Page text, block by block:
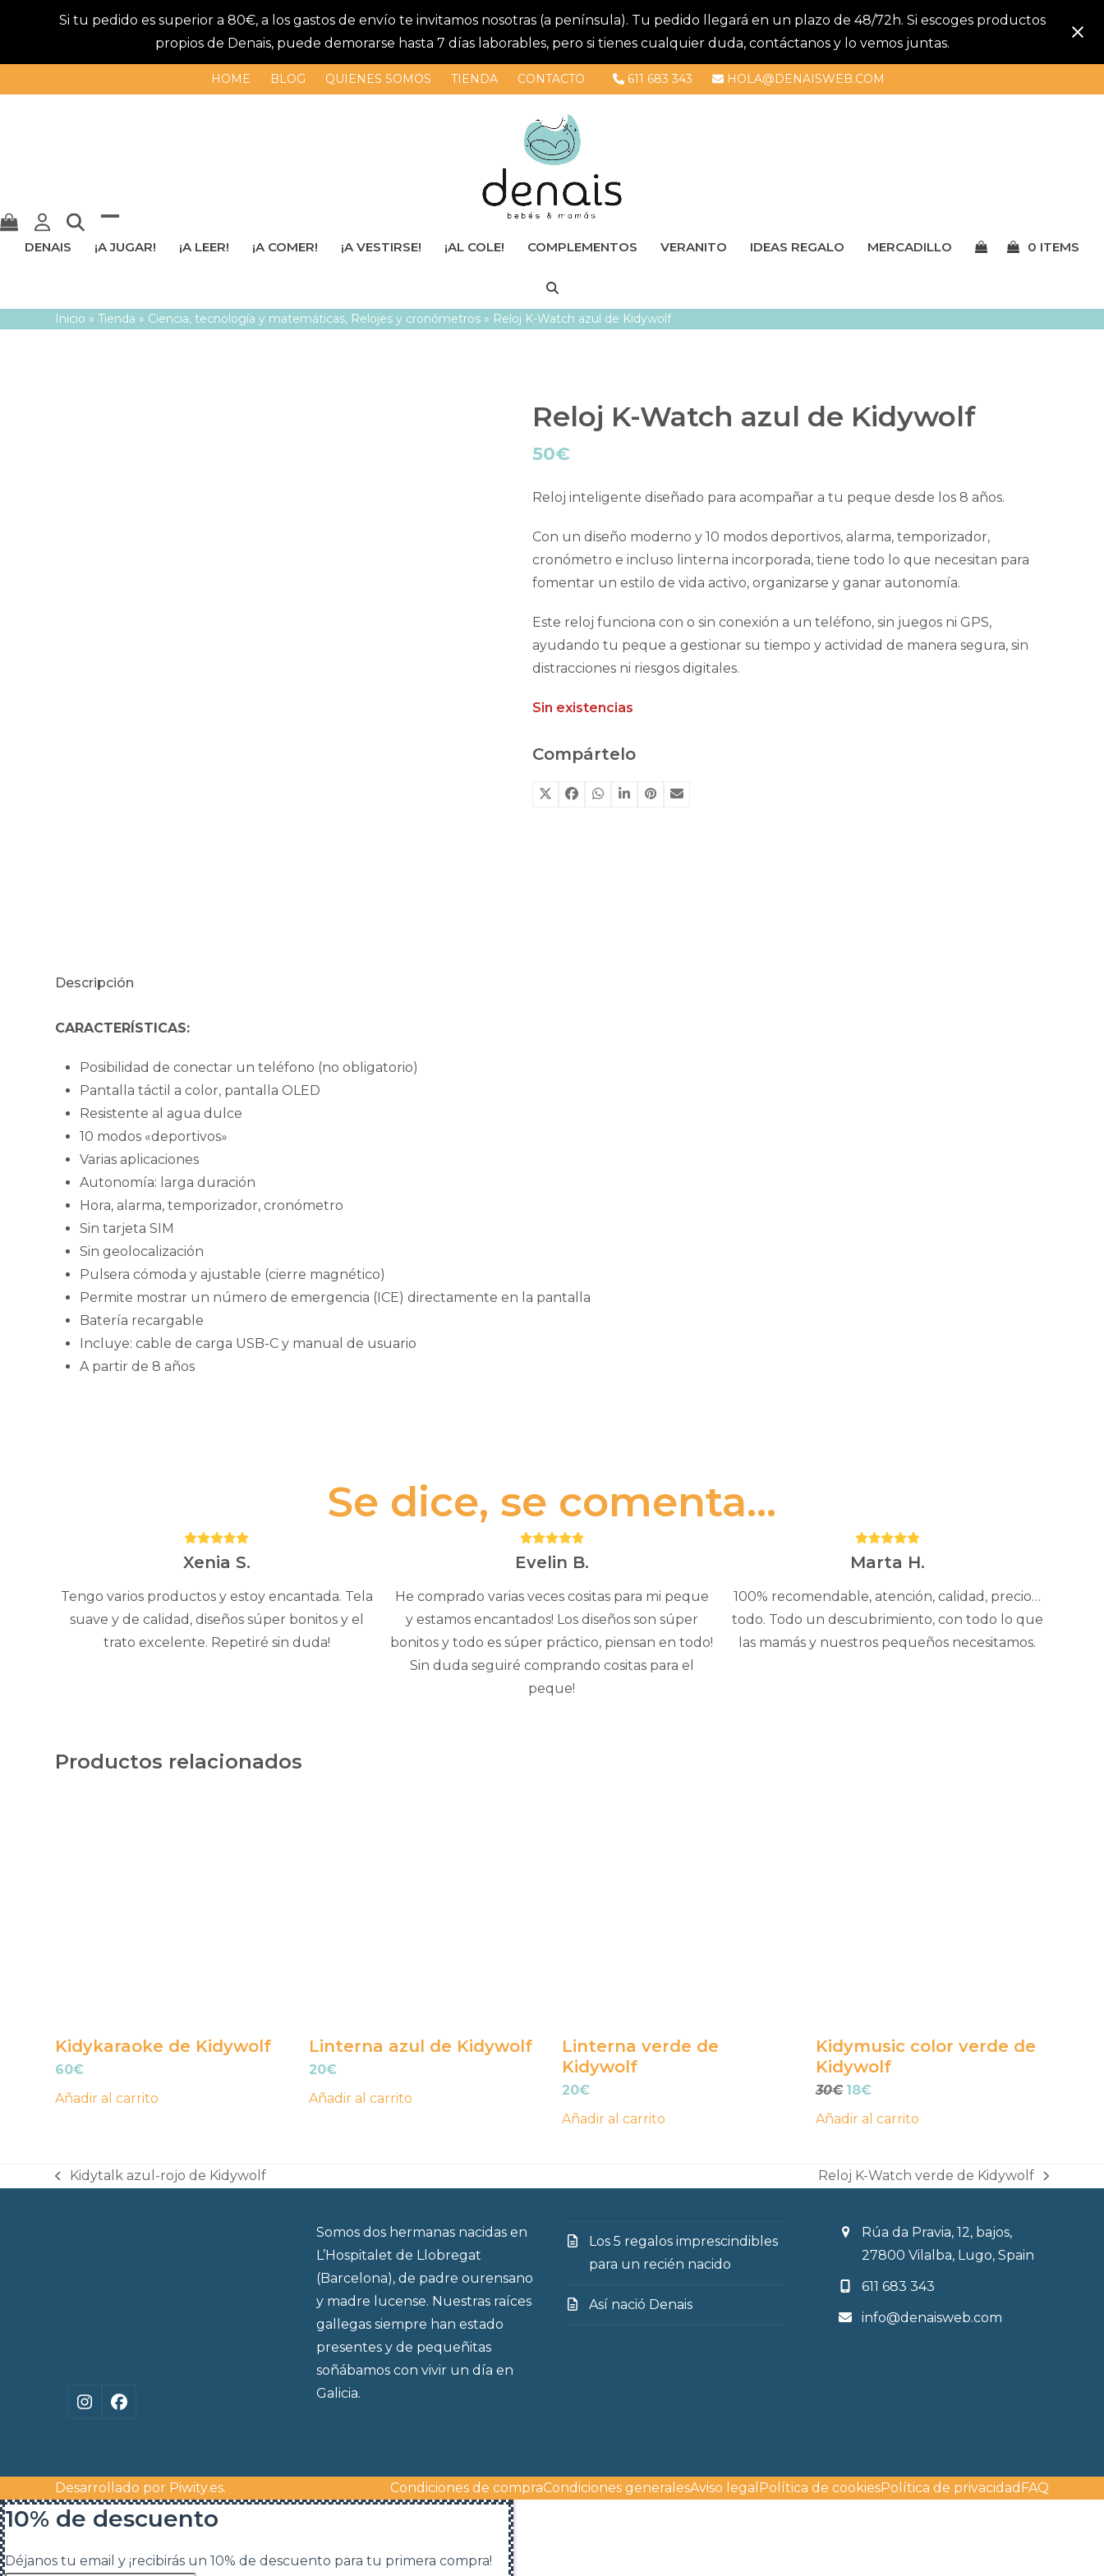
Si tu pedido es superior a 80€, a los gastos de envío te invitamos nosotras (a península). Tu pedido llegará en un plazo de 48/72h. Si escoges productos
propios de Denais, puede demorarse hasta 7 días laborables, pero si tienes cualquier duda, contáctanos y lo vemos juntas.
HOME BLOG QUIENES SOMOS TIENDA CONTACTO 611 683 343 HOLA@DENAISWEB.COM
Mostrar
menú
Cerrar
DENAIS ¡A JUGAR! ¡A LEER! ¡A COMER! ¡A VESTIRSE! ¡AL COLE! COMPLEMENTOS VERANITO IDEAS REGALO MERCADILLO 0 ITEMS
Inicio »Tienda » Ciencia, tecnología y matemáticas, Relojes y cronómetros » Reloj K-Watch azul de Kidywolf
Reloj K-Watch azul de Kidywolf
50€
Reloj inteligente diseñado para acompañar a tu peque desde los 8 años.
Con un diseño moderno y 10 modos deportivos, alarma, temporizador,
cronómetro e incluso linterna incorporada, tiene todo lo que necesitan para
fomentar un estilo de vida activo, organizarse y ganar autonomía.
Este reloj funciona con o sin conexión a un teléfono, sin juegos ni GPS,
ayudando tu peque a gestionar su tiempo y actividad de manera segura, sin
distracciones ni riesgos digitales.
Sin existencias
Compártelo
Descripción
CARACTERÍSTICAS:
Posibilidad de conectar un teléfono (no obligatorio)
Pantalla táctil a color, pantalla OLED
Resistente al agua dulce
10 modos «deportivos»
Varias aplicaciones
Autonomía: larga duración
Hora, alarma, temporizador, cronómetro
Sin tarjeta SIM
Sin geolocalización
Pulsera cómoda y ajustable (cierre magnético)
Permite mostrar un número de emergencia (ICE) directamente en la pantalla
Batería recargable
Incluye: cable de carga USB-C y manual de usuario
A partir de 8 años
Se dice, se comenta...
Puntuación:
5
Xenia S.
Tengo varios productos y estoy encantada. Tela
suave y de calidad, diseños súper bonitos y el
trato excelente. Repetiré sin duda!
Puntuación:
5
Evelin B.
He comprado varias veces cositas para mi peque
y estamos encantados! Los diseños son súper
bonitos y todo es súper práctico, piensan en todo!
Sin duda seguiré comprando cositas para el
peque!
Puntuación:
5
Marta H.
100% recomendable, atención, calidad, precio…
todo. Todo un descubrimiento, con todo lo que
las mamás y nuestros pequeños necesitamos.
Productos relacionados
Kidykaraoke de Kidywolf
60€
Añadir al carrito
Linterna azul de Kidywolf
20€
Añadir al carrito
Linterna verde de
Kidywolf
20€
Añadir al carrito
Kidymusic color verde de
Kidywolf
30€ El
original
18€
actual
Añadir al carrito
previous
Kidytalk azul-rojo de Kidywolf
next
Reloj K-Watch verde de Kidywolf
Instagram
Facebook
Somos dos hermanas nacidas en
L’Hospitalet de Llobregat
(Barcelona), de padre ourensano
y madre lucense. Nuestras raíces
gallegas siempre han estado
presentes y de pequeñitas
soñábamos con vivir un día en
Galicia.
Los 5 regalos imprescindibles
para un recién nacido
Así nació Denais
Rúa da Pravia, 12, bajos,
27800 Vilalba, Lugo, Spain
611 683 343
info@denaisweb.com
Desarrollado por Piwity.es. Condiciones de compraCondiciones generalesAviso legal Política de cookiesPolítica de privacidad FAQ
10% de descuento
Déjanos tu email y ¡recibirás un 10% de descuento para tu primera compra!